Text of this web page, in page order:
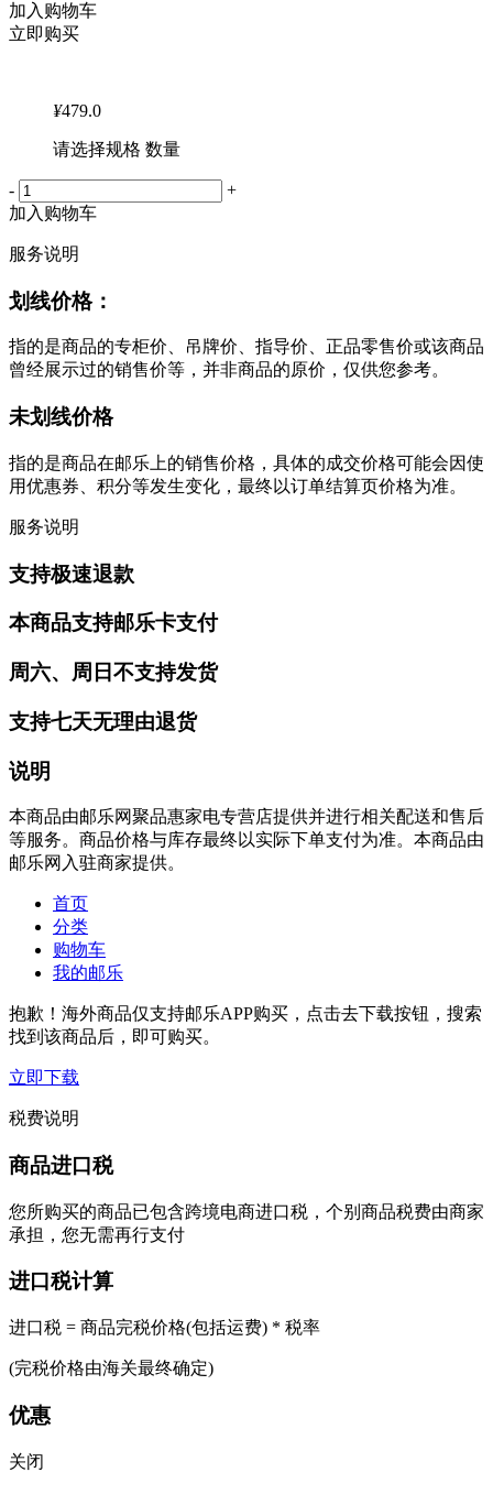
加入购物车
立即购买
¥479.0
请选择规格 数量
-
+
加入购物车
服务说明
划线价格：
指的是商品的专柜价、吊牌价、指导价、正品零售价或该商品
曾经展示过的销售价等，并非商品的原价，仅供您参考。
未划线价格
指的是商品在邮乐上的销售价格，具体的成交价格可能会因使
用优惠券、积分等发生变化，最终以订单结算页价格为准。
服务说明
支持极速退款
本商品支持邮乐卡支付
周六、周日不支持发货
支持七天无理由退货
说明
本商品由邮乐网聚品惠家电专营店提供并进行相关配送和售后
等服务。商品价格与库存最终以实际下单支付为准。本商品由
邮乐网入驻商家提供。
首页
分类
购物车
我的邮乐
抱歉！海外商品仅支持邮乐APP购买，点击去下载按钮，搜索
找到该商品后，即可购买。
立即下载
税费说明
商品进口税
您所购买的商品已包含跨境电商进口税，个别商品税费由商家
承担，您无需再行支付
进口税计算
进口税 = 商品完税价格(包括运费) * 税率
(完税价格由海关最终确定)
优惠
关闭